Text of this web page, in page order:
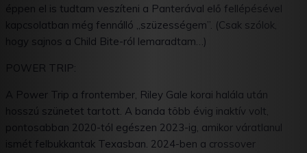
éppen el is tudtam veszíteni a Panterával elő fellépésével
kapcsolatban még fennálló „szüzességem”. (Csak szólok,
hogy sajnos a Child Bite-ról lemaradtam…)
POWER TRIP:
A Power Trip a frontember, Riley Gale korai halála után
hosszú szünetet tartott. A banda több évig inaktív volt,
pontosabban 2020-tól egészen 2023-ig, amikor váratlanul
ismét felbukkantak Texasban. 2024-ben a crossover